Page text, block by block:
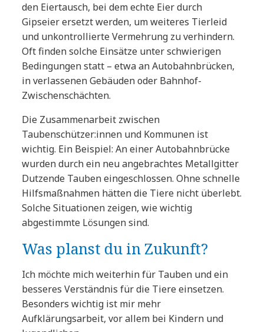
den Eiertausch, bei dem echte Eier durch
Gipseier ersetzt werden, um weiteres Tierleid
und unkontrollierte Vermehrung zu verhindern.
Oft finden solche Einsätze unter schwierigen
Bedingungen statt – etwa an Autobahnbrücken,
in verlassenen Gebäuden oder Bahnhof-
Zwischenschächten.
Die Zusammenarbeit zwischen
Taubenschützer:innen und Kommunen ist
wichtig. Ein Beispiel: An einer Autobahnbrücke
wurden durch ein neu angebrachtes Metallgitter
Dutzende Tauben eingeschlossen. Ohne schnelle
Hilfsmaßnahmen hätten die Tiere nicht überlebt.
Solche Situationen zeigen, wie wichtig
abgestimmte Lösungen sind.
Was planst du in Zukunft?
Ich möchte mich weiterhin für Tauben und ein
besseres Verständnis für die Tiere einsetzen.
Besonders wichtig ist mir mehr
Aufklärungsarbeit, vor allem bei Kindern und